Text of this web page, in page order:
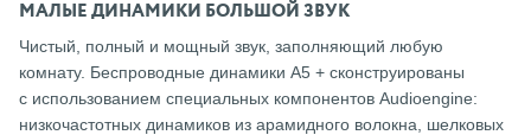
МАЛЫЕ ДИНАМИКИ БОЛЬШОЙ ЗВУК
Чистый, полный и мощный звук, заполняющий любую
комнату. Беспроводные динамики A5 + сконструированы
с использованием специальных компонентов Audioengine:
низкочастотных динамиков из арамидного волокна, шелковых